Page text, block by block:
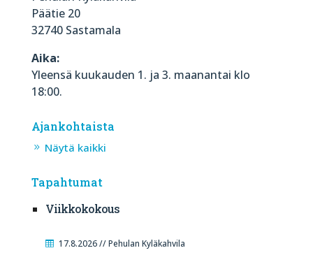
Päätie 20
32740 Sastamala
Aika:
Yleensä kuukauden 1. ja 3. maanantai klo
18:00.
Ajankohtaista
Näytä kaikki
Tapahtumat
Viikkokokous
17.8.2026 // Pehulan Kyläkahvila